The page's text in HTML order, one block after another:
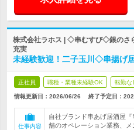
株式会社ラホス | ◇串むすび◇銀の
充実
未経験歓迎！二子玉川◇串揚げ
正社員 職種・業種未経験OK 転勤な
情報更新日：2026/06/26 終了予定日：
仕事内容
自社ブランド串あげ居酒屋
舗のオペレーション業務、メ